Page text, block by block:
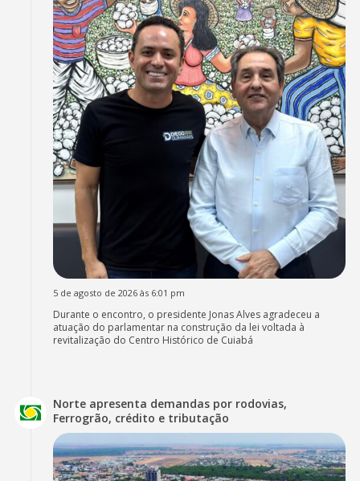
5 de agosto de 2026 às 6:01 pm
Durante o encontro, o presidente Jonas Alves agradeceu a
atuação do parlamentar na construção da lei voltada à
revitalização do Centro Histórico de Cuiabá
Norte apresenta demandas por rodovias,
Ferrogrão, crédito e tributação